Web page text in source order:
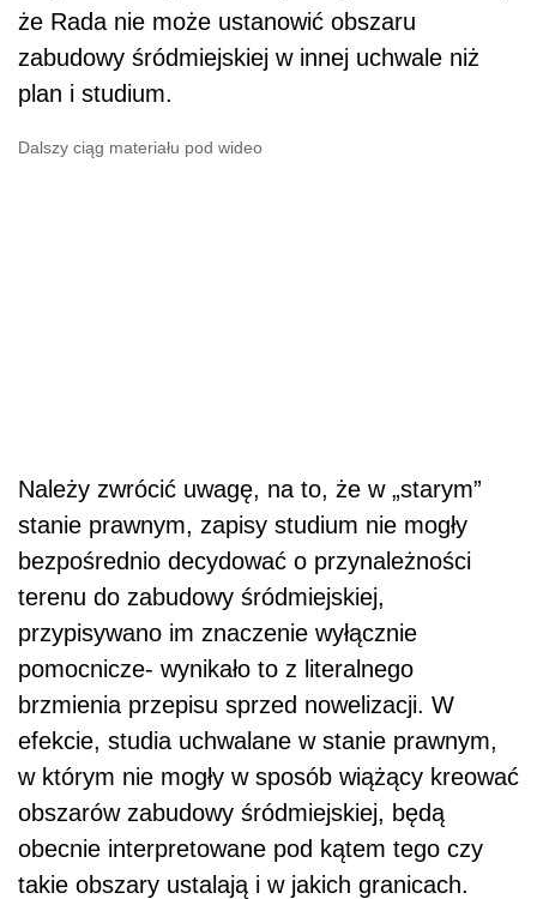
że Rada nie może ustanowić obszaru
zabudowy śródmiejskiej w innej uchwale niż
plan i studium.
Dalszy ciąg materiału pod wideo
Należy zwrócić uwagę, na to, że w „starym”
stanie prawnym, zapisy studium nie mogły
bezpośrednio decydować o przynależności
terenu do zabudowy śródmiejskiej,
przypisywano im znaczenie wyłącznie
pomocnicze- wynikało to z literalnego
brzmienia przepisu sprzed nowelizacji. W
efekcie, studia uchwalane w stanie prawnym,
w którym nie mogły w sposób wiążący kreować
obszarów zabudowy śródmiejskiej, będą
obecnie interpretowane pod kątem tego czy
takie obszary ustalają i w jakich granicach.